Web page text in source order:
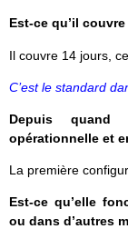
Est-ce qu’il
Il couvre 14 jours,
C’est le standard
Depuis quand
opérationnelle et
La première
Est-ce qu’elle
ou dans d’autres